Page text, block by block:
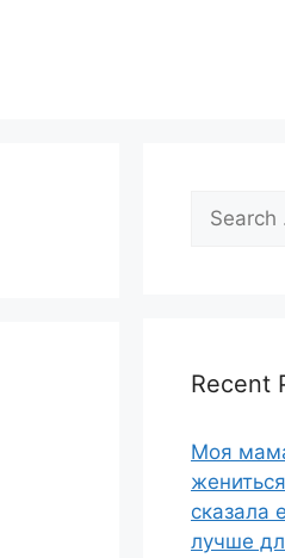
Search
for:
Recent
Моя
сказала
лучше